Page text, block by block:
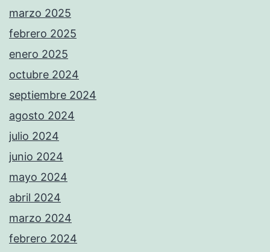
marzo 2025
febrero 2025
enero 2025
octubre 2024
septiembre 2024
agosto 2024
julio 2024
junio 2024
mayo 2024
abril 2024
marzo 2024
febrero 2024